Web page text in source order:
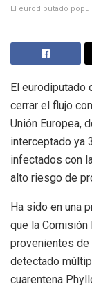
El eurodiputado
El eurodiputado
cerrar el flujo
Unión Europea,
interceptado ya
infectados con
alto riesgo de
Ha sido en una
que la Comisión
provenientes de
detectado
cuarentena